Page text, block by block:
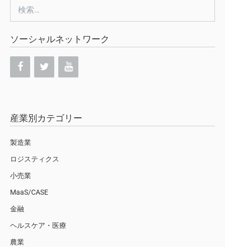
索:
ソーシャルネットワーク
産業別カテゴリー
製造業
ロジスティクス
小売業
MaaS/CASE
金融
ヘルスケア・医療
農業